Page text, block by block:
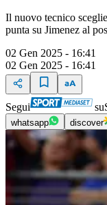
Il nuovo tecnico
punta su Jimenez al
02 Gen 2025 - 16:41
02 Gen 2025 - 16:41
Segui su
whatsapp discover